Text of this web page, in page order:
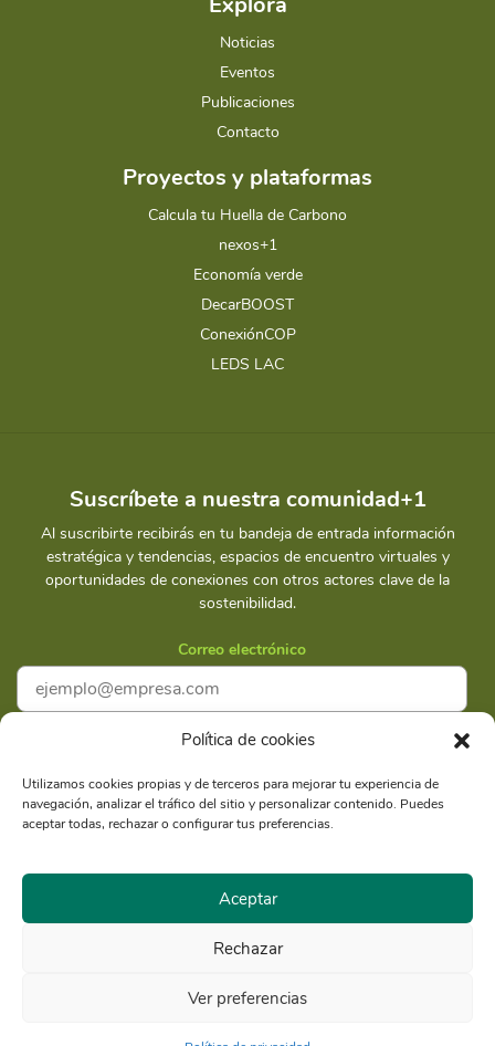
Política de cookies
Utilizamos cookies propias y de terceros para mejorar tu experiencia de
navegación, analizar el tráfico del sitio y personalizar contenido. Puedes
aceptar todas, rechazar o configurar tus preferencias.
Aceptar
Rechazar
Ver preferencias
Noticias
Eventos
Publicaciones
Contacto
Proyectos y plataformas
Calcula tu Huella de Carbono
nexos+1
Economía verde
DecarBOOST
ConexiónCOP
LEDS LAC
Suscríbete a nuestra comunidad+1
Al suscribirte recibirás en tu bandeja de entrada información
estratégica y tendencias, espacios de encuentro virtuales y
oportunidades de conexiones con otros actores clave de la
sostenibilidad.
Correo electrónico
Acepto laPolítica de privacidad
Suscríbete
Razón Social: Libélula Comunicación Ambiente y